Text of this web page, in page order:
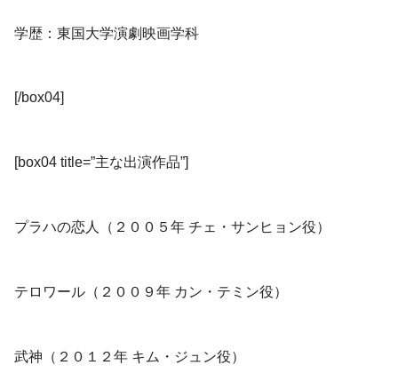
学歴：東国大学演劇映画学科
[/box04]
[box04 title=”主な出演作品”]
プラハの恋人（２００５年 チェ・サンヒョン役）
テロワール（２００９年 カン・テミン役）
武神（２０１２年 キム・ジュン役）